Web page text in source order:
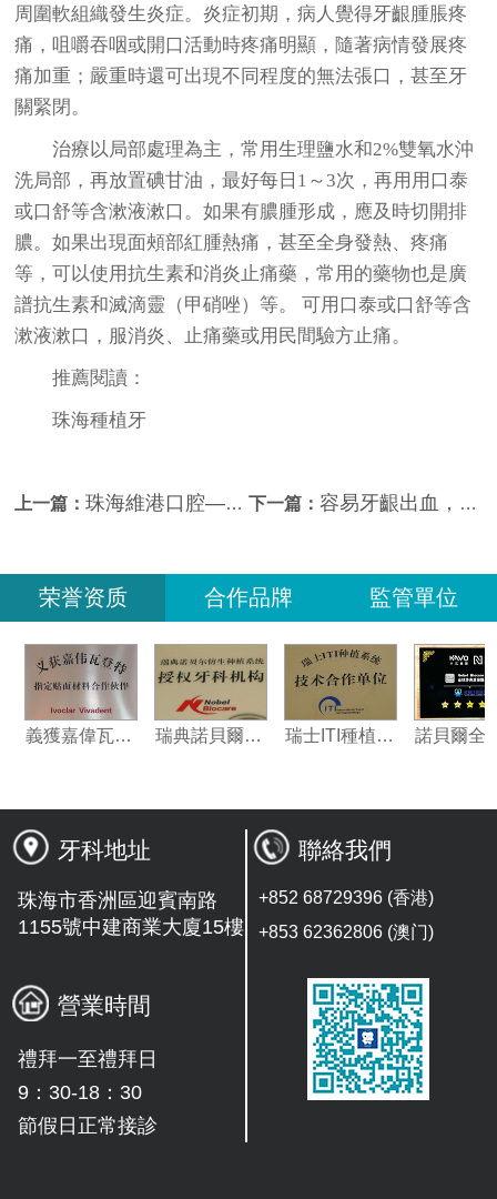
周圍軟組織發生炎症。炎症初期，病人覺得牙齦腫脹疼
痛，咀嚼吞咽或開口活動時疼痛明顯，隨著病情發展疼
痛加重；嚴重時還可出現不同程度的無法張口，甚至牙
關緊閉。
治療以局部處理為主，常用生理鹽水和2%雙氧水沖
洗局部，再放置碘甘油，最好每日1～3次，再用用口泰
或口舒等含漱液漱口。如果有膿腫形成，應及時切開排
膿。如果出現面頰部紅腫熱痛，甚至全身發熱、疼痛
等，可以使用抗生素和消炎止痛藥，常用的藥物也是廣
譜抗生素和滅滴靈（甲硝唑）等。 可用口泰或口舒等含
漱液漱口，服消炎、止痛藥或用民間驗方止痛。
推薦閱讀：
珠海種植牙
上一篇：珠海維港口腔—牙槽骨的生物學特性 下一篇： 容易牙齦出血，該怎麼辦？
荣誉资质 合作品牌 監管單位
義獲嘉偉瓦特登指定合作夥伴 瑞典諾貝爾種植系統授權機構 瑞士ITI種植系統技術合作單位
牙科地址
珠海市香洲區迎賓南路
1155號中建商業大廈15樓
營業時間
禮拜一至禮拜日
9：30-18：30
節假日正常接診
聯絡我們
+852 68729396 (香港)
+853 62362806 (澳门)